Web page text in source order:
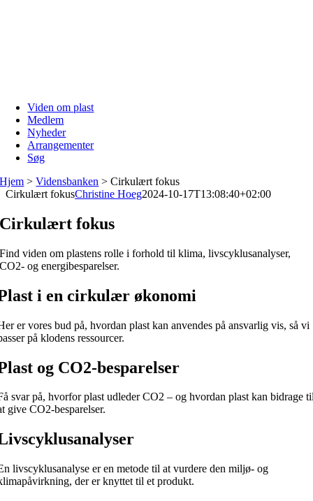
Viden om plast
Medlem
Nyheder
Arrangementer
Søg
Hjem >Vidensbanken >Cirkulært fokus
Cirkulært fokusChristine Hoeg2024-10-17T13:08:40+02:00
Cirkulært fokus
Find viden om plastens rolle i forhold til klima, livscyklusanalyser,
CO2- og energibesparelser.
i en cirkulær økonomi
er vores bud på, hvordan plast kan anvendes på ansvarlig vis, så vi
på klodens ressourcer.
og CO2-besparelser
svar på, hvorfor plast udleder CO2 – og hvordan plast kan bidrage
give CO2-besparelser.
livscyklusanalyse er en metode til at vurdere den miljø- og
der er knyttet til et produkt.